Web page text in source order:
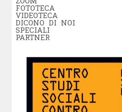
FOTOTECA
VIDEOTECA
DICONO DI NOI
SPECIALI
PARTNER